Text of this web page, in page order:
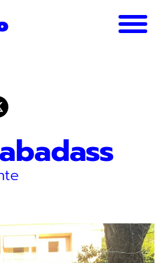
cookies